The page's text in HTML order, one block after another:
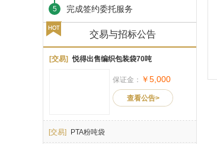
5 完成签约委托服务
交易与招标公告
[交易] 悦得出售编织包装袋70吨
保证金： ￥5,000
查看公告>
[交易] PTA粉吨袋